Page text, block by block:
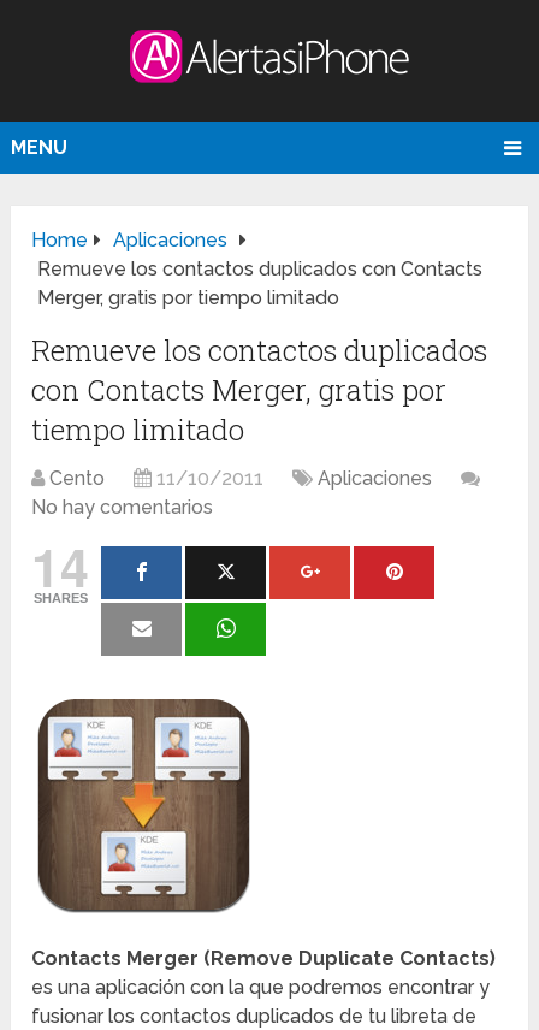
MENU
Home
Aplicaciones
Remueve los contactos duplicados con Contacts
Merger, gratis por tiempo limitado
Remueve los contactos duplicados
con Contacts Merger, gratis por
tiempo limitado
Cento 11/10/2011
Aplicaciones
No hay comentarios
14
SHARES
Contacts Merger (Remove Duplicate Contacts)
es una aplicación con la que podremos encontrar y
fusionar los contactos duplicados de tu libreta de